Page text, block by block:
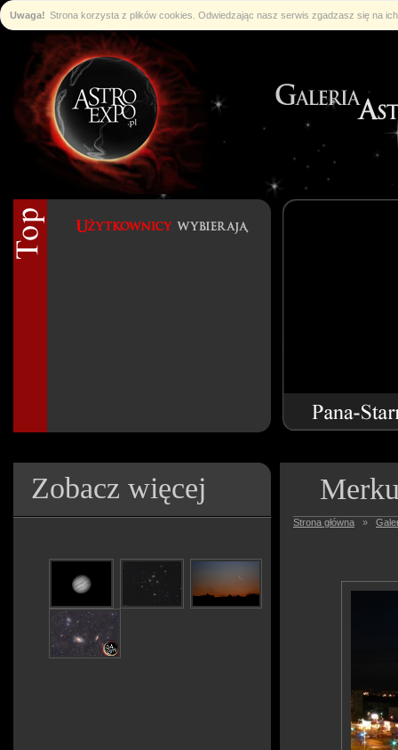
Uwaga! Strona korzysta z plików cookies. Odwiedzając nasz serwis zgadzasz się na
Zobacz więcej
Strona główna »